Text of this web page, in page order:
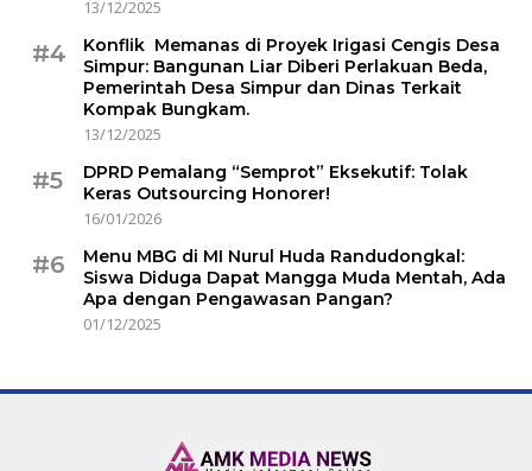
13/12/2025
#4
Konflik Memanas di Proyek Irigasi Cengis Desa
Simpur: Bangunan Liar Diberi Perlakuan Beda,
Pemerintah Desa Simpur dan Dinas Terkait
Kompak Bungkam.
13/12/2025
#5
DPRD Pemalang “Semprot” Eksekutif: Tolak
Keras Outsourcing Honorer!
16/01/2026
#6
Menu MBG di MI Nurul Huda Randudongkal:
Siswa Diduga Dapat Mangga Muda Mentah, Ada
Apa dengan Pengawasan Pangan?
01/12/2025